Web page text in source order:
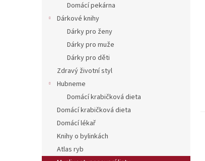
Domácí pekárna
Dárkové knihy
Dárky pro ženy
Dárky pro muže
Dárky pro děti
Zdravý životní styl
Hubneme
Domácí krabičková dieta
Domácí krabičková dieta
Domácí lékař
Knihy o bylinkách
Atlas ryb